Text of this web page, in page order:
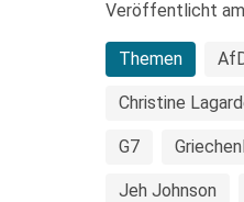
Veröffentlicht am
Themen
Christine
G7
Jeh Johnson